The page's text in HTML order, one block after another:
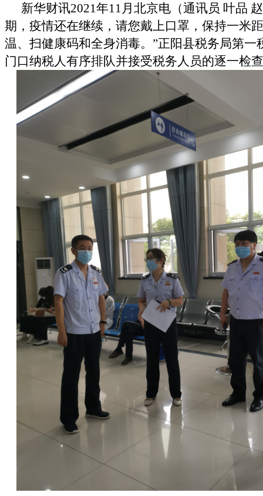
新华财讯2021年11月北京电 （通讯员 叶品
期，疫情还在继续，请您戴上口罩，保持一米
温、扫健康码和全身消毒。”正阳县税务局第一
门口纳税人有序排队并接受税务人员的逐一检